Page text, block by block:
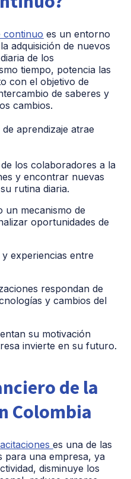
continuo es un entorno
adquisición de nuevos
de los
tiempo, potencia las
con el objetivo de
de saberes y
cambios.
aprendizaje atrae
los colaboradores a la
y encontrar nuevas
rutina diaria.
mecanismo de
oportunidades de
experiencias entre
respondan de
y cambios del
su motivación
invierte en su futuro.
de la
Colombia
es una de las
para una empresa, ya
disminuye los